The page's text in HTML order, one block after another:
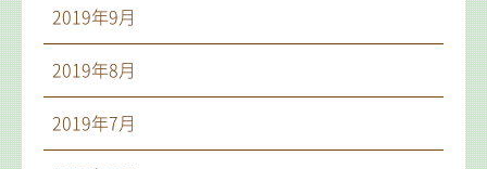
2019年9月
2019年8月
2019年7月